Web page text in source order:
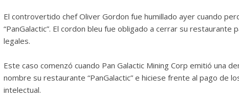
El controvertido chef Oliver Gordon fue humillado ayer cuando
“PanGalactic”. El cordon bleu fue obligado a cerrar su
legales.
Este caso comenzó cuando Pan Galactic Mining Corp emitió una
nombre su restaurante “PanGalactic” e hiciese frente al pago de
intelectual.
0
Mayo de 2026